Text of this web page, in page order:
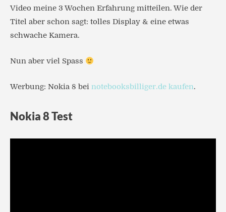
Video meine 3 Wochen Erfahrung mitteilen. Wie der
Titel aber schon sagt: tolles Display & eine etwas
schwache Kamera.
Nun aber viel Spass
Werbung: Nokia 8 bei notebooksbilliger.de kaufen.
Nokia 8 Test